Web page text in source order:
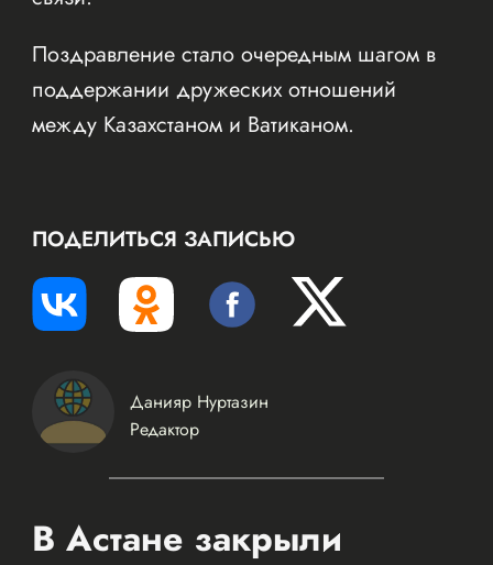
Поздравление стало очередным шагом в
поддержании дружеских отношений
между Казахстаном и Ватиканом.
ПОДЕЛИТЬСЯ ЗАПИСЬЮ
Данияр Нуртазин
Редактор
В Астане закрыли